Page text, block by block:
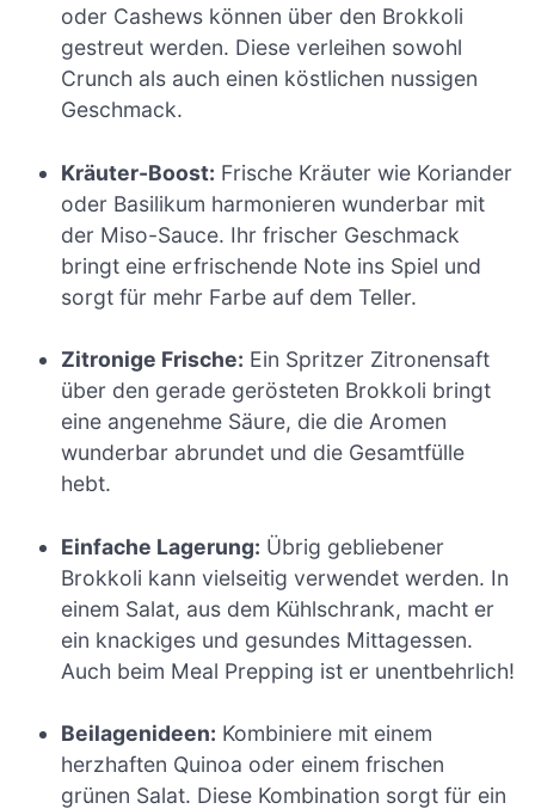
oder Cashews können über den Brokkoli
gestreut werden. Diese verleihen sowohl
Crunch als auch einen köstlichen nussigen
Geschmack.
Kräuter-Boost: Frische Kräuter wie Koriander
oder Basilikum harmonieren wunderbar mit
der Miso-Sauce. Ihr frischer Geschmack
bringt eine erfrischende Note ins Spiel und
sorgt für mehr Farbe auf dem Teller.
Zitronige Frische: Ein Spritzer Zitronensaft
über den gerade gerösteten Brokkoli bringt
eine angenehme Säure, die die Aromen
wunderbar abrundet und die Gesamtfülle
hebt.
Einfache Lagerung: Übrig gebliebener
Brokkoli kann vielseitig verwendet werden. In
einem Salat, aus dem Kühlschrank, macht er
ein knackiges und gesundes Mittagessen.
Auch beim Meal Prepping ist er unentbehrlich!
Beilagenideen: Kombiniere mit einem
herzhaften Quinoa oder einem frischen
grünen Salat. Diese Kombination sorgt für ein